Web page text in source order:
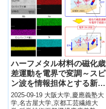
ハーフメタル材料の磁化歳
差運動を電界で変調～スピ
ン波を情報担体とする新型
デバイスの実現に道～
2025-09-19 大阪大学,慶應義塾大
学,名古屋大学,京都工芸繊維大